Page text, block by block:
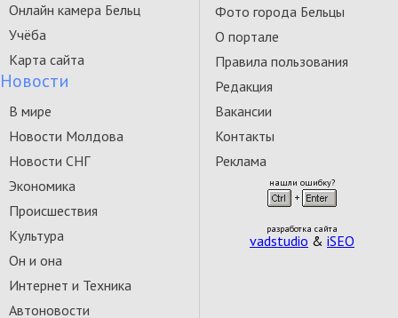
Онлайн камера Бельц
Учёба
Карта сайта
Новости
В мире
Новости Молдова
Новости СНГ
Экономика
Происшествия
Культура
Он и она
Интернет и Техника
Автоновости
Фото города Бельцы
О портале
Правила пользования
Редакция
Вакансии
Контакты
Реклама
нашли ошибку?
разработка сайта
vadstudio & iSEO